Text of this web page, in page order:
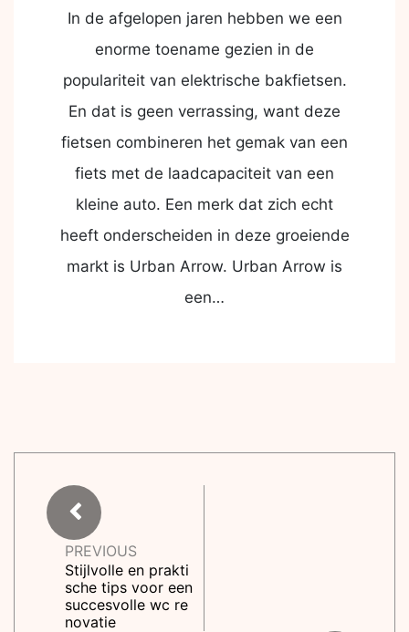
In de afgelopen jaren hebben we een
enorme toename gezien in de
populariteit van elektrische bakfietsen.
En dat is geen verrassing, want deze
fietsen combineren het gemak van een
fiets met de laadcapaciteit van een
kleine auto. Een merk dat zich echt
heeft onderscheiden in deze groeiende
markt is Urban Arrow. Urban Arrow is
een…
PREVIOUS
Stijlvolle en prakti
sche tips voor een
succesvolle wc re
novatie